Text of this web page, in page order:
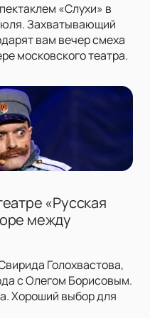
«Слухи» в
Захватывающий
вам вечер смеха
московского театра.
«Русская
между
Голохвастова,
с Олегом Борисовым.
Хороший выбор для